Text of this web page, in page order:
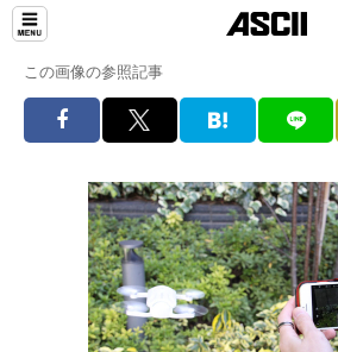
この画像の参照記事